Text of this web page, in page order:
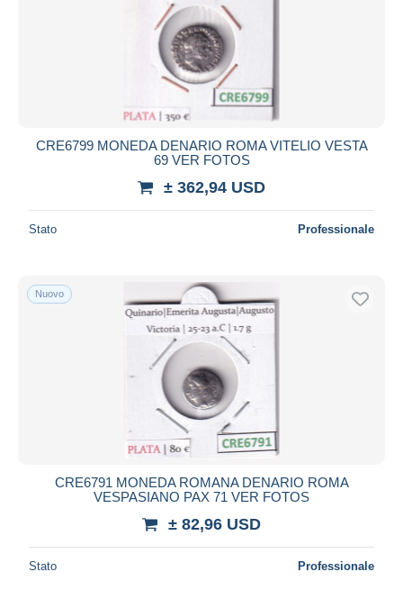
CRE6799 MONEDA DENARIO ROMA VITELIO VESTA
69 VER FOTOS
± 362,94 USD
Stato Professionale
Nuovo
CRE6791 MONEDA ROMANA DENARIO ROMA
VESPASIANO PAX 71 VER FOTOS
± 82,96 USD
Stato Professionale